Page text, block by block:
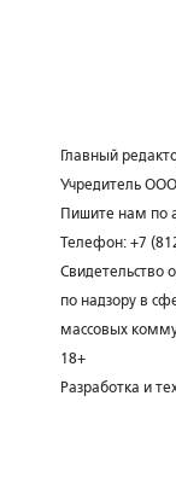
Главный
Учредитель
Пишите нам по
Телефон: +7
Свидетельство
по надзору в
массовых
18+
Разработка и